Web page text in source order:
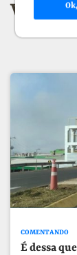
Veja
COMENTANDO
É dessa